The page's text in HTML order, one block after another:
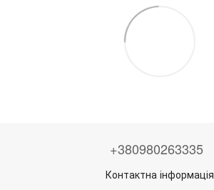
+380980263335
Контактна інформація